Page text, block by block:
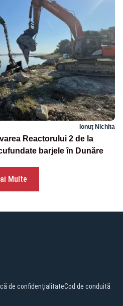
Ionuț Nichita
Reactorului 2 de la
barjele în Dunăre
Multe
de confidențialitateCod de conduită